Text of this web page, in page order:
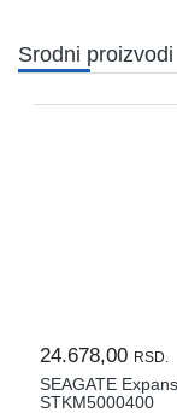
Srodni proizvodi
24.678,00 RSD.
SEAGATE
STKM5000400